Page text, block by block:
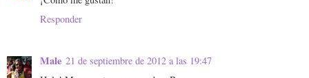
Responder
Male 21 de septiembre de 2012 a las 19:47